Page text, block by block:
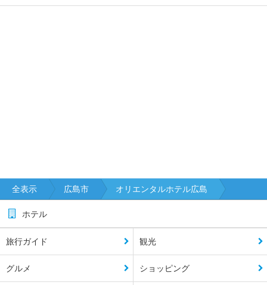
全表示 広島市 オリエンタルホテル広島
ホテル
旅行ガイド 観光
グルメ ショッピング